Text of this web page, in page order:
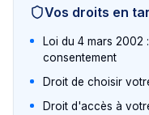
Vos droits en
Loi du 4 mars 2002
consentement
Droit de choisir
Droit d'accès à